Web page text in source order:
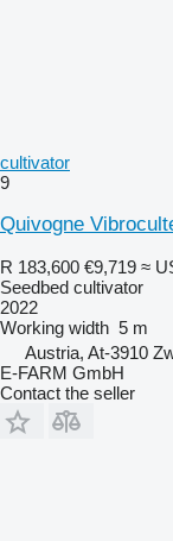
cultivator
9
Quivogne
R 183,600 €9,719 ≈
Seedbed cultivator
2022
Working width 5 m
Austria, At-3910
E-FARM GmbH
Contact the seller